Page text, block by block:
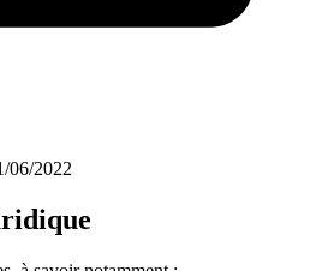
06/2022